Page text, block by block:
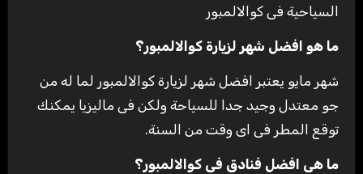
السياحية فى كوالالمبور
ما هو افضل شهر لزيارة كوالالمبور؟
شهر مايو يعتبر افضل شهر لزيارة كوالالمبور لما له من
جو معتدل وجيد جدا للسياحة ولكن فى ماليزيا يمكنك
توقع المطر فى اى وقت من السنة.
ما هى افضل فنادق فى كوالالمبور؟